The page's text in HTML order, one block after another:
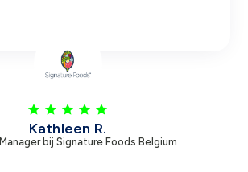
Kathleen R.
bij Signature Foods Belgium